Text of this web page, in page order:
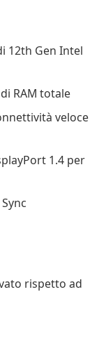
12th Gen Intel
RAM totale
veloce
1.4 per
rispetto ad